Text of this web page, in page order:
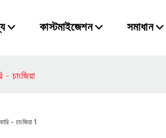
কাস্টমাইজেশন সমাধান
- চাংজিয়া